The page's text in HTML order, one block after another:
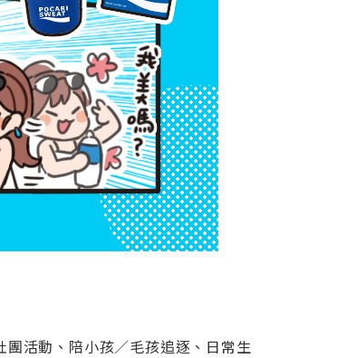
活動、陪小孩／毛孩追逐、日常生